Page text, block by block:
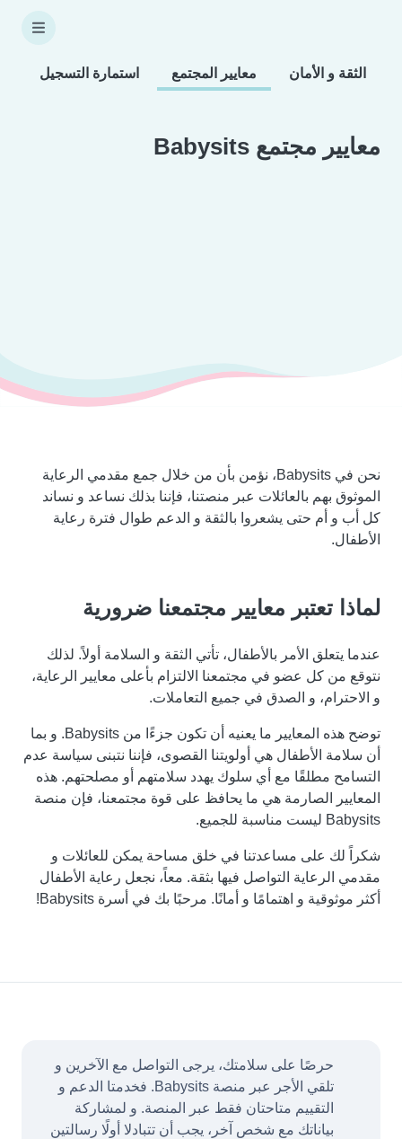
الثقة و الأمان معايير المجتمع استمارة التسجيل
معايير مجتمع Babysits
نحن في Babysits، نؤمن بأن من خلال جمع مقدمي الرعاية
الموثوق بهم بالعائلات عبر منصتنا، فإننا بذلك نساعد و نساند
كل أب و أم حتى يشعروا بالثقة و الدعم طوال فترة رعاية
الأطفال.
لماذا تعتبر معايير مجتمعنا ضرورية
عندما يتعلق الأمر بالأطفال، تأتي الثقة و السلامة أولاً. لذلك
نتوقع من كل عضو في مجتمعنا الالتزام بأعلى معايير الرعاية،
و الاحترام، و الصدق في جميع التعاملات.
توضح هذه المعايير ما يعنيه أن تكون جزءًا من Babysits. و بما
أن سلامة الأطفال هي أولويتنا القصوى، فإننا نتبنى سياسة عدم
التسامح مطلقًا مع أي سلوك يهدد سلامتهم أو مصلحتهم. هذه
المعايير الصارمة هي ما يحافظ على قوة مجتمعنا، فإن منصة
Babysits ليست مناسبة للجميع.
شكراً لك على مساعدتنا في خلق مساحة يمكن للعائلات و
مقدمي الرعاية التواصل فيها بثقة. معاً، نجعل رعاية الأطفال
أكثر موثوقية و اهتمامًا و أمانًا. مرحبًا بك في أسرة Babysits!
حرصًا على سلامتك، يرجى التواصل مع الآخرين و
تلقي الأجر عبر منصة Babysits. فخدمتا الدعم و
التقييم متاحتان فقط عبر المنصة. و لمشاركة
بياناتك مع شخص آخر، يجب أن تتبادلا أولًا رسالتين